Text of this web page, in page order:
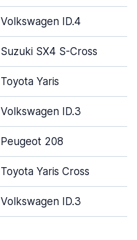
Volkswagen ID.4
Suzuki SX4 S-Cross
Toyota Yaris
Volkswagen ID.3
Peugeot 208
Toyota Yaris Cross
Volkswagen ID.3